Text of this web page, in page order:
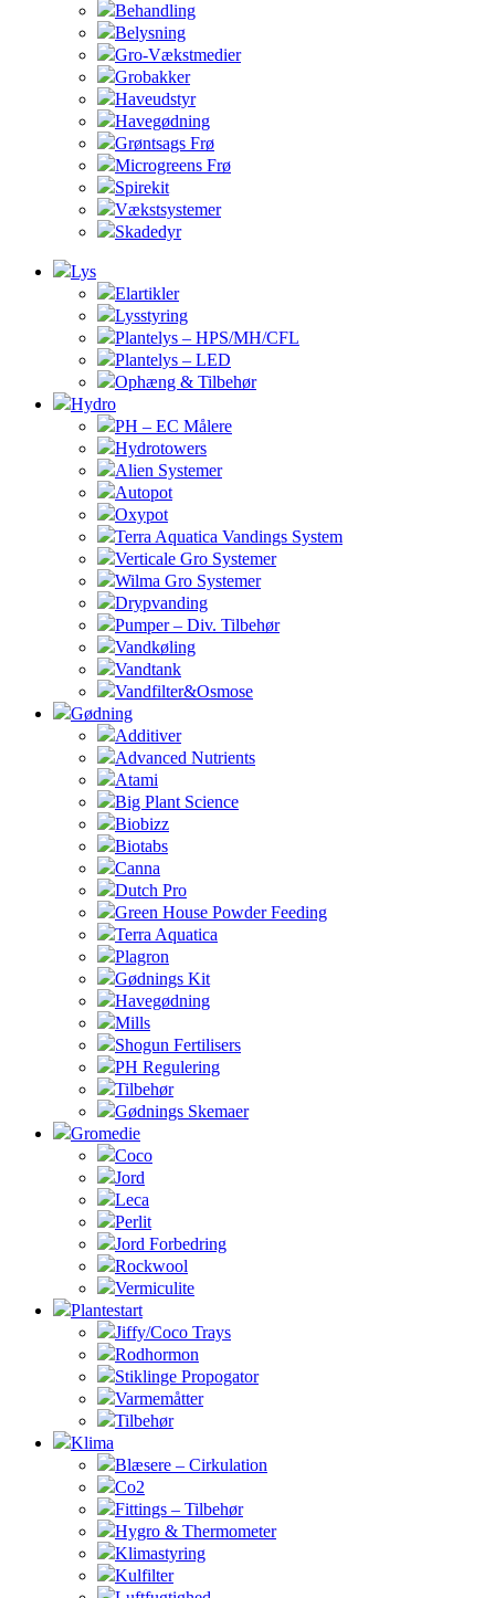
Behandling
Belysning
Gro-Vækstmedier
Grobakker
Haveudstyr
Havegødning
Grøntsags Frø
Microgreens Frø
Spirekit
Vækstsystemer
Skadedyr
Lys
Elartikler
Lysstyring
Plantelys – HPS/MH/CFL
Plantelys – LED
Ophæng & Tilbehør
Hydro
PH – EC Målere
Hydrotowers
Alien Systemer
Autopot
Oxypot
Terra Aquatica Vandings System
Verticale Gro Systemer
Wilma Gro Systemer
Drypvanding
Pumper – Div. Tilbehør
Vandkøling
Vandtank
Vandfilter&Osmose
Gødning
Additiver
Advanced Nutrients
Atami
Big Plant Science
Biobizz
Biotabs
Canna
Dutch Pro
Green House Powder Feeding
Terra Aquatica
Plagron
Gødnings Kit
Havegødning
Mills
Shogun Fertilisers
PH Regulering
Tilbehør
Gødnings Skemaer
Gromedie
Coco
Jord
Leca
Perlit
Jord Forbedring
Rockwool
Vermiculite
Plantestart
Jiffy/Coco Trays
Rodhormon
Stiklinge Propogator
Varmemåtter
Tilbehør
Klima
Blæsere – Cirkulation
Co2
Fittings – Tilbehør
Hygro & Thermometer
Klimastyring
Kulfilter